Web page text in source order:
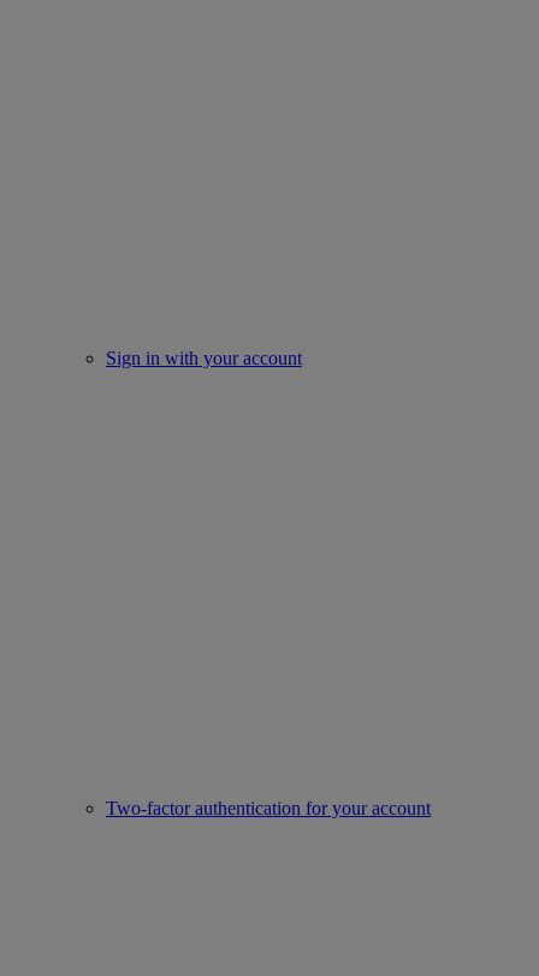
Sign in with your account
Two-factor authentication for your account